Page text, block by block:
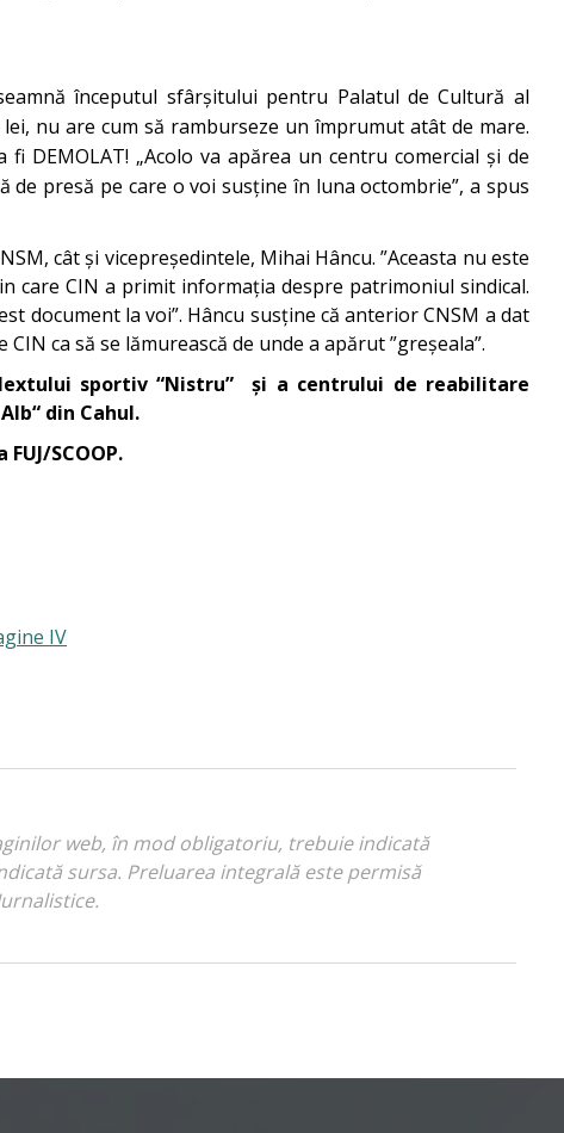
începutul sfârșitului pentru Palatul de Cultură al
nu are cum să ramburseze un împrumut atât de mare.
DEMOLAT! „Acolo va apărea un centru comercial și de
presă pe care o voi susține în luna octombrie”, a spus
cât și vicepreședintele, Mihai Hâncu. ”Aceasta nu este
care CIN a primit informația despre patrimoniul sindical.
document la voi”. Hâncu susține că anterior CNSM a dat
ca să se lămurească de unde a apărut ”greșeala”.
sportiv “Nistru” și a centrului de reabilitare
din Cahul.
SCOOP.
IV
web, în mod obligatoriu, trebuie indicată
sursa. Preluarea integrală este permisă